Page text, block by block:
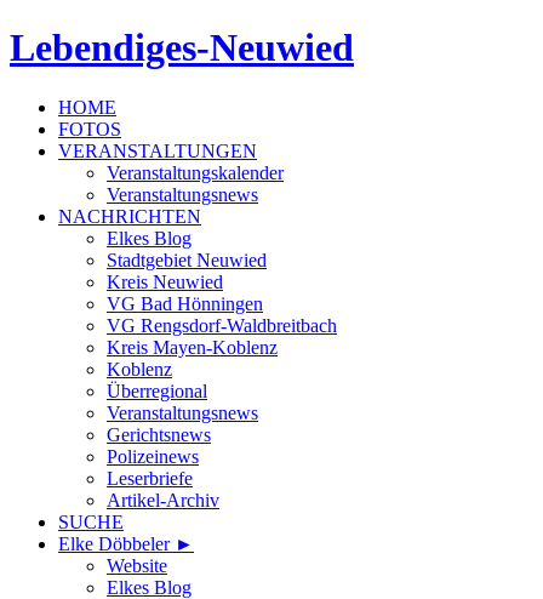
Lebendiges-Neuwied
HOME
FOTOS
VERANSTALTUNGEN
Veranstaltungskalender
Veranstaltungsnews
NACHRICHTEN
Elkes Blog
Stadtgebiet Neuwied
Kreis Neuwied
VG Bad Hönningen
VG Rengsdorf-Waldbreitbach
Kreis Mayen-Koblenz
Koblenz
Überregional
Veranstaltungsnews
Gerichtsnews
Polizeinews
Leserbriefe
Artikel-Archiv
SUCHE
Elke Döbbeler ►
Website
Elkes Blog